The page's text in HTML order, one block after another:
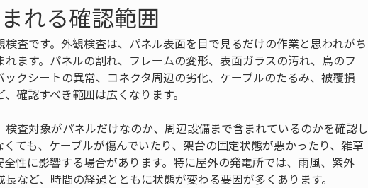
れる確認範囲
査です。外観検査は、パネル表面を目で見るだけの作業と思われがち
ます。パネルの割れ、フレームの変形、表面ガラスの汚れ、鳥のフ
クシートの異常、コネクタ周辺の劣化、ケーブルのたるみ、被覆損
確認すべき範囲は広くなります。
査対象がパネルだけなのか、周辺設備まで含まれているのかを確認し
ても、ケーブルが傷んでいたり、架台の固定状態が悪かったり、雑草
性に影響する場合があります。特に屋外の発電所では、雨風、紫外
など、時間の経過とともに状態が変わる要因が多くあります。